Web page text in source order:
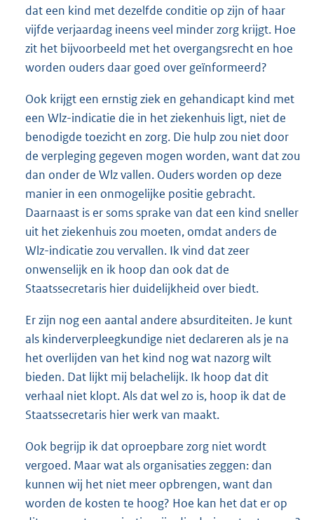
dat een kind met dezelfde conditie op zijn of haar
vijfde verjaardag ineens veel minder zorg krijgt. Hoe
zit het bijvoorbeeld met het overgangsrecht en hoe
worden ouders daar goed over geïnformeerd?
Ook krijgt een ernstig ziek en gehandicapt kind met
een Wlz-indicatie die in het ziekenhuis ligt, niet de
benodigde toezicht en zorg. Die hulp zou niet door
de verpleging gegeven mogen worden, want dat zou
dan onder de Wlz vallen. Ouders worden op deze
manier in een onmogelijke positie gebracht.
Daarnaast is er soms sprake van dat een kind sneller
uit het ziekenhuis zou moeten, omdat anders de
Wlz-indicatie zou vervallen. Ik vind dat zeer
onwenselijk en ik hoop dan ook dat de
Staatssecretaris hier duidelijkheid over biedt.
Er zijn nog een aantal andere absurditeiten. Je kunt
als kinderverpleegkundige niet declareren als je na
het overlijden van het kind nog wat nazorg wilt
bieden. Dat lijkt mij belachelijk. Ik hoop dat dit
verhaal niet klopt. Als dat wel zo is, hoop ik dat de
Staatssecretaris hier werk van maakt.
Ook begrijp ik dat oproepbare zorg niet wordt
vergoed. Maar wat als organisaties zeggen: dan
kunnen wij het niet meer opbrengen, want dan
worden de kosten te hoog? Hoe kan het dat er op